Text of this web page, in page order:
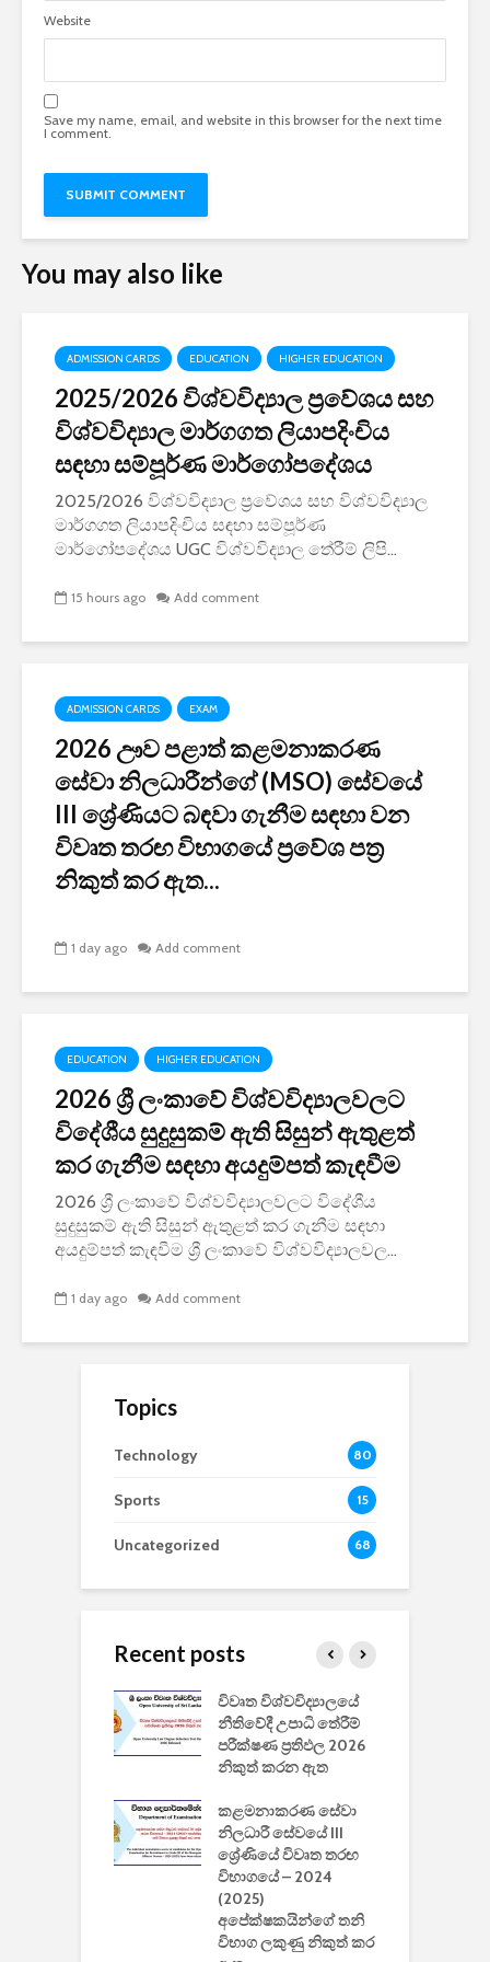
Website
Save my name, email, and website in this browser for the next time
I comment.
You may also like
ADMISSION CARDS EDUCATION HIGHER EDUCATION
2025/2026 විශ්වවිද්‍යාල ප්‍රවේශය සහ
විශ්වවිද්‍යාල මාර්ගගත ලියාපදිංචිය
සඳහා සම්පූර්ණ මාර්ගෝපදේශය
2025/2026 විශ්වවිද්‍යාල ප්‍රවේශය සහ විශ්වවිද්‍යාල
මාර්ගගත ලියාපදිංචිය සඳහා සම්පූර්ණ
මාර්ගෝපදේශය UGC විශ්වවිද්‍යාල තේරීම් ලිපි...
15 hours ago Add comment
ADMISSION CARDS EXAM
2026 ඌව පළාත් කළමනාකරණ
සේවා නිලධාරීන්ගේ (MSO) සේවයේ
III ශ්‍රේණියට බඳවා ගැනීම සඳහා වන
විවෘත තරඟ විභාගයේ ප්‍රවේශ පත්‍ර
නිකුත් කර ඇත...
1 day ago Add comment
EDUCATION HIGHER EDUCATION
2026 ශ්‍රී ලංකාවේ විශ්වවිද්‍යාලවලට
විදේශීය සුදුසුකම් ඇති සිසුන් ඇතුළත්
කර ගැනීම සඳහා අයදුම්පත් කැඳවීම
2026 ශ්‍රී ලංකාවේ විශ්වවිද්‍යාලවලට විදේශීය
සුදුසුකම් ඇති සිසුන් ඇතුළත් කර ගැනීම සඳහා
අයදුම්පත් කැඳවීම ශ්‍රී ලංකාවේ විශ්වවිද්‍යාලවල...
1 day ago Add comment
Topics
Technology 80
Sports 15
Uncategorized 68
Recent posts
විවෘත විශ්වවිද්‍යාලයේ
නීතිවේදී උපාධි තේරීම්
පරීක්ෂණ ප්‍රතිඵල 2026
නිකුත් කරන ඇත
කළමනාකරණ සේවා
නිලධාරී සේවයේ III
ශ්‍රේණියේ විවෘත තරඟ
විභාගයේ – 2024
(2025)
අපේක්ෂකයින්ගේ තනි
විභාග ලකුණු නිකුත් කර